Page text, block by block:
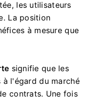
les utilisateurs
La position
à mesure que
signifie que les
à l'égard du marché
contrats. Une fois